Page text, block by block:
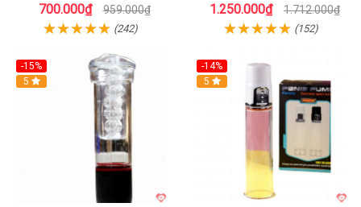
700.000₫ 959.000₫
(242)
1.250.000₫ 1.712.000₫
(152)
-15%
Hot
5
-14%
Hot
5